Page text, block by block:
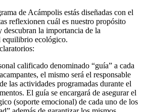
de Acámpolis estás diseñadas con el
reflexionen cuál es nuestro propósito
descubran la importancia de la
equilibrio ecológico.
calificado denominado “guía” a cada
el mismo será el responsable
las actividades programadas durante el
El guía se encargará de asegurar el
(soporte emocional) de cada uno de los